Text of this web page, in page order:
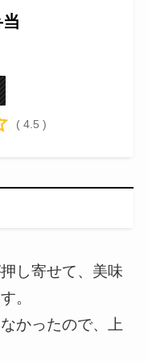
( 4.5 )
し寄せて、美味
。
かったので、上